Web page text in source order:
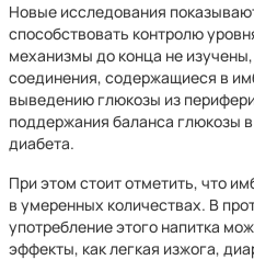
Новые исследования
способствовать контролю
механизмы до конца не
соединения, содержащиеся в
выведению глюкозы из
поддержания баланса глюкозы
диабета.
При этом стоит отметить, что
в умеренных количествах. В
употребление этого напитка
эффекты, как легкая изжога,